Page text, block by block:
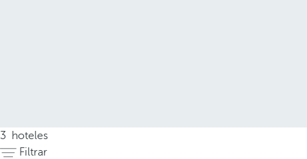
3
hoteles
Filtrar